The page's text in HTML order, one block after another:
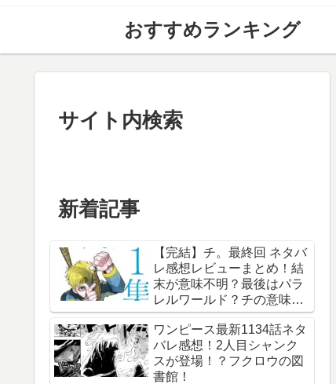
おすすめランキング
サイト内検索
新着記事
【完結】チ。最終回 ネタバ
レ感想レビューまとめ！結
末が意味不明？最後はパラ
レルワールド？チの意味
は？内容あらすじは？アル
ベルト・ブルゼフスキと
は？【総合評価評判】【地
球の運動について】
ワンピース最新1134話ネタ
バレ感想！2人目シャンク
スが登場！？フクロウの図
書館！